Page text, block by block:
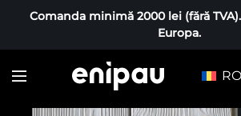
Comanda minimă 2000 lei (fără
Europa.
RO